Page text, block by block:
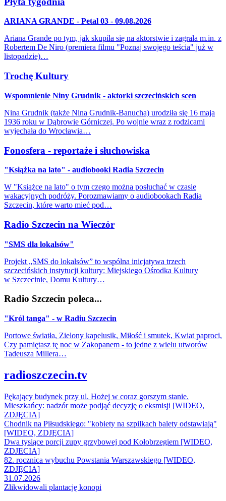
ARIANA GRANDE - Petal 03 - 09.08.2026
Ariana Grande po tym, jak skupiła się na aktorstwie i zagrała m.in. z
Robertem De Niro (premiera filmu "Poznaj swojego teścia" już w
listopadzie)…
Trochę Kultury
Wspomnienie Niny Grudnik - aktorki szczecińskich scen
Nina Grudnik (także Nina Grudnik-Banucha) urodziła się 16 maja
1936 roku w Dąbrowie Górniczej. Po wojnie wraz z rodzicami
wyjechała do Wrocławia…
Fonosfera - reportaże i słuchowiska
"Książka na lato" - audiobooki Radia Szczecin
W "Książce na lato" o tym czego można posłuchać w czasie
wakacyjnych podróży. Porozmawiamy o audiobookach Radia
Szczecin, które warto mieć pod…
Radio Szczecin na Wieczór
"SMS dla lokalsów"
Projekt „SMS do lokalsów” to wspólna inicjatywa trzech
szczecińskich instytucji kultury: Miejskiego Ośrodka Kultury
w Szczecinie, Domu Kultury…
Radio Szczecin poleca...
"Król tanga" - w Radiu Szczecin
Portowe światła, Zielony kapelusik, Miłość i smutek, Kwiat paproci,
Czy pamiętasz tę noc w Zakopanem - to jedne z wielu utworów
Tadeusza Millera…
radioszczecin.tv
Pękający budynek przy ul. Hożej w coraz gorszym stanie.
Mieszkańcy: nadzór może podjąć decyzję o eksmisji [WIDEO,
ZDJĘCIA]
Chodnik na Piłsudskiego: "kobiety na szpilkach balety odstawiają"
[WIDEO, ZDJĘCIA]
Dwa tysiące porcji zupy grzybowej pod Kołobrzegiem [WIDEO,
ZDJECIA]
82. rocznica wybuchu Powstania Warszawskiego [WIDEO,
ZDJĘCIA]
31.07.2026
Zlikwidowali plantację konopi